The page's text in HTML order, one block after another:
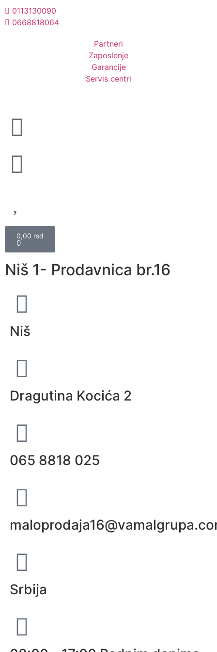
0113130090
0668818064
Partneri
Zaposlenje
Garancije
Servis centri
0,00 rsd
0
Niš 1- Prodavnica br.16
Niš
Dragutina Kocića 2
065 8818 025
Srbija